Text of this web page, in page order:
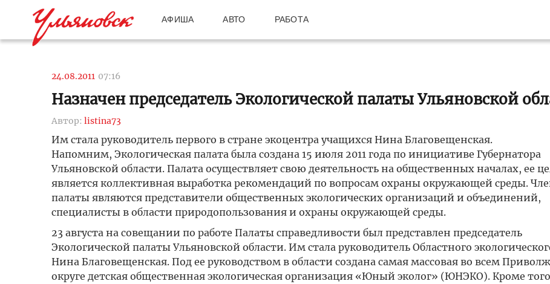
АФИША АВТО РАБОТА
24.08.2011 07:16
Назначен председатель Экологической палаты Ульяновской
Автор: listina73
Им стала руководитель первого в стране экоцентра учащихся Нина Благовещенская.
Напомним, Экологическая палата была создана 15 июля 2011 года по инициативе Губернатора
Ульяновской области. Палата осуществляет свою деятельность на общественных началах, ее
является коллективная выработка рекомендаций по вопросам охраны окружающей среды.
палаты являются представители общественных экологических организаций и объединений,
специалисты в области природопользования и охраны окружающей среды.
23 августа на совещании по работе Палаты справедливости был представлен председатель
Экологической палаты Ульяновской области. Им стала руководитель Областного
Нина Благовещенская. Под ее руководством в области создана самая массовая во всем
округе детская общественная экологическая организация «Юный эколог» (ЮНЭКО). Кроме